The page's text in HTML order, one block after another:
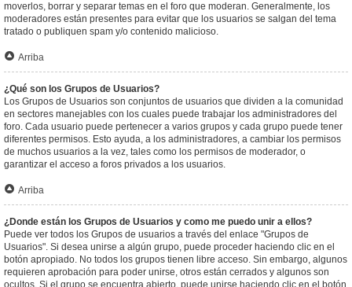
moverlos, borrar y separar temas en el foro que moderan. Generalmente, los
moderadores están presentes para evitar que los usuarios se salgan del tema
tratado o publiquen spam y/o contenido malicioso.
Arriba
¿Qué son los Grupos de Usuarios?
Los Grupos de Usuarios son conjuntos de usuarios que dividen a la comunidad
en sectores manejables con los cuales puede trabajar los administradores del
foro. Cada usuario puede pertenecer a varios grupos y cada grupo puede tener
diferentes permisos. Esto ayuda, a los administradores, a cambiar los permisos
de muchos usuarios a la vez, tales como los permisos de moderador, o
garantizar el acceso a foros privados a los usuarios.
Arriba
¿Donde están los Grupos de Usuarios y como me puedo unir a ellos?
Puede ver todos los Grupos de usuarios a través del enlace "Grupos de
Usuarios". Si desea unirse a algún grupo, puede proceder haciendo clic en el
botón apropiado. No todos los grupos tienen libre acceso. Sin embargo, algunos
requieren aprobación para poder unirse, otros están cerrados y algunos son
ocultos. Si el grupo se encuentra abierto, puede unirse haciendo clic en el botón